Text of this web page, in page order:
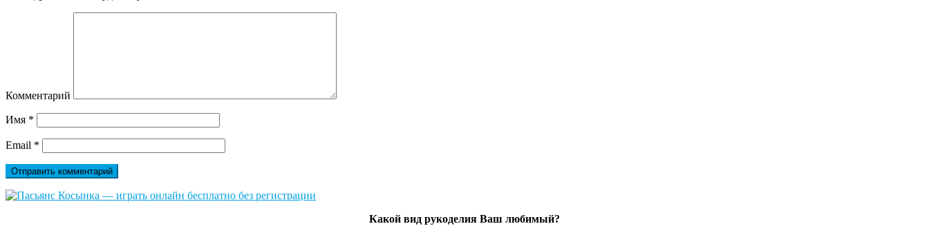
Комментарий
Имя *
Email *
Какой вид рукоделия Ваш любимый?